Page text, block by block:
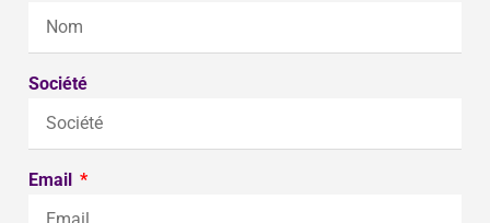
Société
Email